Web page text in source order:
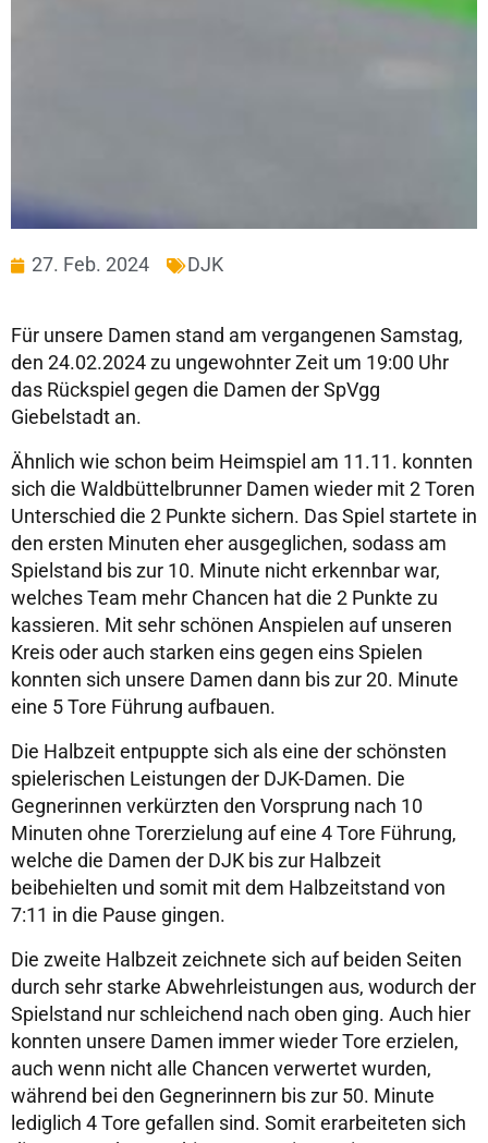
27. Feb. 2024 DJK
Für unsere Damen stand am vergangenen Samstag,
den 24.02.2024 zu ungewohnter Zeit um 19:00 Uhr
das Rückspiel gegen die Damen der SpVgg
Giebelstadt an.
Ähnlich wie schon beim Heimspiel am 11.11. konnten
sich die Waldbüttelbrunner Damen wieder mit 2 Toren
Unterschied die 2 Punkte sichern. Das Spiel startete in
den ersten Minuten eher ausgeglichen, sodass am
Spielstand bis zur 10. Minute nicht erkennbar war,
welches Team mehr Chancen hat die 2 Punkte zu
kassieren. Mit sehr schönen Anspielen auf unseren
Kreis oder auch starken eins gegen eins Spielen
konnten sich unsere Damen dann bis zur 20. Minute
eine 5 Tore Führung aufbauen.
Die Halbzeit entpuppte sich als eine der schönsten
spielerischen Leistungen der DJK-Damen. Die
Gegnerinnen verkürzten den Vorsprung nach 10
Minuten ohne Torerzielung auf eine 4 Tore Führung,
welche die Damen der DJK bis zur Halbzeit
beibehielten und somit mit dem Halbzeitstand von
7:11 in die Pause gingen.
Die zweite Halbzeit zeichnete sich auf beiden Seiten
durch sehr starke Abwehrleistungen aus, wodurch der
Spielstand nur schleichend nach oben ging. Auch hier
konnten unsere Damen immer wieder Tore erzielen,
auch wenn nicht alle Chancen verwertet wurden,
während bei den Gegnerinnern bis zur 50. Minute
lediglich 4 Tore gefallen sind. Somit erarbeiteten sich